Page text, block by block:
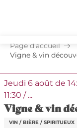
principal
Page d’accueil
Vigne & vin
Jeudi 6 août de
11:30 / ...
Vigne & vin
VIN / BIÈRE / SPIRITUEUX